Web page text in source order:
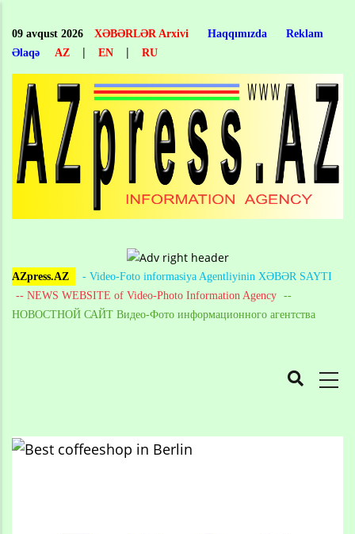
main
content
09 avqust 2026 XƏBƏRLƏR Arxivi Haqqımızda
Reklam
Əlaqə
AZ | EN | RU
AZpress.AZ
- Video-Foto informasiya Agentliyinin XƏBƏR SAYTI
-- NEWS WEBSITE of Video-Photo Information Agency --
НОВОСТНОЙ САЙТ Видео-Фото информационного агентства
Breadcrumb